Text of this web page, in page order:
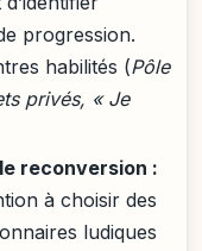
progression.
habilités (Pôle
privés, « Je
reconversion :
à choisir des
ludiques